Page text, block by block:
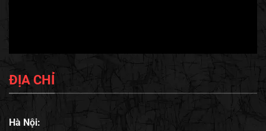
ĐỊA CHỈ
Hà Nội: